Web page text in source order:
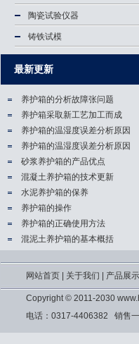
陶瓷试验仪器
铸铁试模
最新更新
养护箱的分析故障张问题
养护箱​采取新工艺加工而成
养护箱的温湿度误差分析原因
养护箱的温湿度误差分析原因
砂浆养护箱的产品优点
混凝土养护箱的技术更新
水泥养护箱的保养
养护箱的操作
养护箱的正确使用方法
混泥土养护箱的基本概括
网站首页| 关于我们 产品展示
Copyright © 2011-2030
电话：0317-4406382 销售